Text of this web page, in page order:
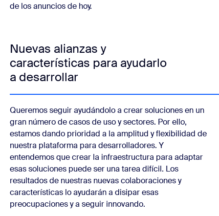
de los anuncios de hoy.
Nuevas alianzas y
características para ayudarlo
a desarrollar
Queremos seguir ayudándolo a crear soluciones en un
gran número de casos de uso y sectores. Por ello,
estamos dando prioridad a la amplitud y flexibilidad de
nuestra plataforma para desarrolladores. Y
entendemos que crear la infraestructura para adaptar
esas soluciones puede ser una tarea difícil. Los
resultados de nuestras nuevas colaboraciones y
características lo ayudarán a disipar esas
preocupaciones y a seguir innovando.